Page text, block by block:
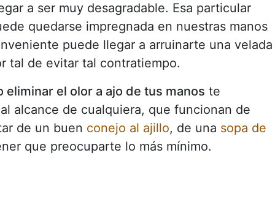
a ser muy desagradable. Esa particular
quedarse impregnada en nuestras manos
puede llegar a arruinarte una
tal de evitar tal contratiempo.
eliminar el olor a ajo de tus manos te
alcance de cualquiera, que funcionan de
de un buen conejo al ajillo, de una sopa de
que preocuparte lo más mínimo.